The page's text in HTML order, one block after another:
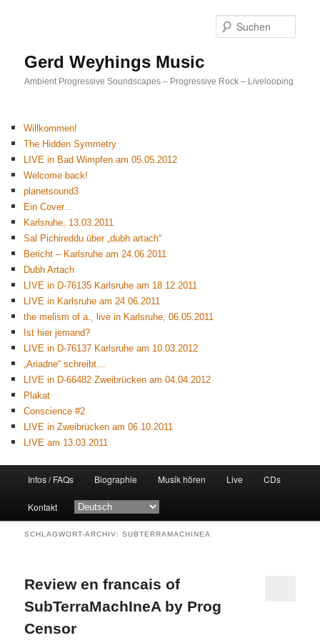
Gerd Weyhings Music
Ambient Progressive Soundscapes – Progressive Rock – Livelooping
Willkommen!
The Hidden Symmetry
LIVE in Bad Wimpfen am 05.05.2012
Welcome back!
planetsound3
Ein Cover…
Karlsruhe, 13.03.2011
Sal Pichireddu über „dubh artach“
Bericht – Karlsruhe am 24.06.2011
Dubh Artach
LIVE in D-76135 Karlsruhe am 18.12.2011
LIVE in Karlsruhe am 24.06.2011
the melism of a., live in Karlsruhe, 06.05.2011
Ist hier jemand?
LIVE in D-76137 Karlsruhe am 10.03.2012
„Ariadne“ schreibt…
LIVE in D-66482 Zweibrücken am 04.04.2012
Plakat
Conscience #2
LIVE in Zweibrücken am 06.10.2011
LIVE am 13.03.2011
Zum
primären
Zum
sekundären
Infos / FAQs Biographie Musik hören Live CDs
Kontakt
SCHLAGWORT-ARCHIV:SUBTERRAMACHINEA
Review en francais of
SubTerraMachIneA by Prog
Censor